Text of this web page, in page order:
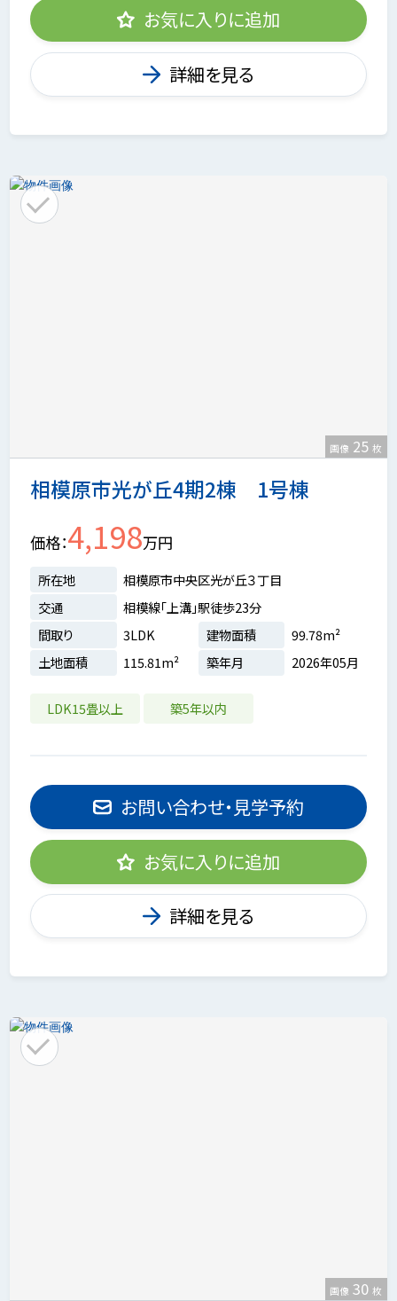
お気に入りに追加
詳細を見る
相模原市光が丘4期2棟 1号棟
画像 25 枚
価格 4,198万円
所在地
相模原市中央区光が丘３丁目
交通
相模線「上溝」駅徒歩23分
間取り
3LDK 建物面積
99.78m²
土地面積
115.81m² 築年月 2026年05月
LDK15畳以上 築5年以内
お問い合わせ・見学予約
お気に入りに追加
詳細を見る
画像 30 枚